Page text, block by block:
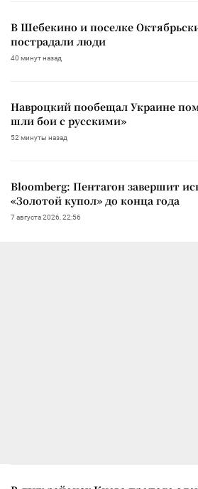
В Шебекино и поселке
пострадали люди
40 минут назад
Навроцкий пообещал Украине
шли бои с русскими»
52 минуты назад
Bloomberg: Пентагон завершит
«Золотой купол» до конца года
7 августа 2026, 22:56